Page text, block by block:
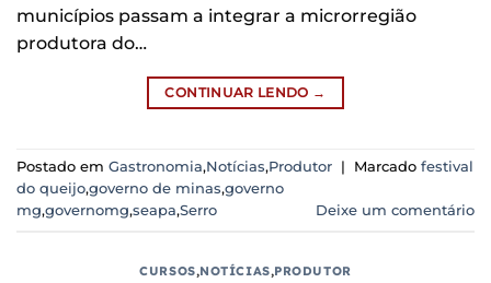
municípios passam a integrar a microrregião
produtora do…
CONTINUAR LENDO →
Postado em Gastronomia,Notícias,Produtor | Marcado festival
do queijo,governo de minas,governo
mg,governomg,seapa,Serro Deixe um comentário
CURSOS,NOTÍCIAS,PRODUTOR